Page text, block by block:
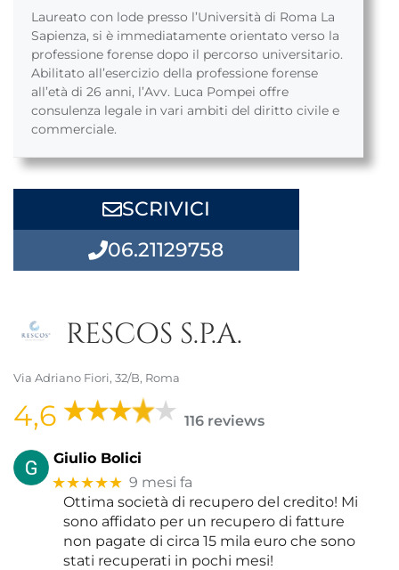
Laureato con lode presso l’Università di Roma La
Sapienza, si è immediatamente orientato verso la
professione forense dopo il percorso universitario.
Abilitato all’esercizio della professione forense
all’età di 26 anni, l’Avv. Luca Pompei offre
consulenza legale in vari ambiti del diritto civile e
commerciale.
SCRIVICI
06.21129758
RESCOS S.P.A.
Via Adriano Fiori, 32/B, Roma
4,6 116 reviews
Giulio Bolici
★★★★★ 9 mesi fa
Ottima società di recupero del credito! Mi
sono affidato per un recupero di fatture
non pagate di circa 15 mila euro che sono
stati recuperati in pochi mesi!